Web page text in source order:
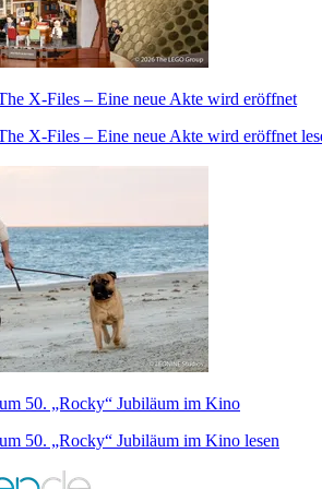
X-Files – Eine neue Akte wird eröffnet
X-Files – Eine neue Akte wird eröffnet
50. „Rocky“ Jubiläum im Kino
50. „Rocky“ Jubiläum im Kino lesen